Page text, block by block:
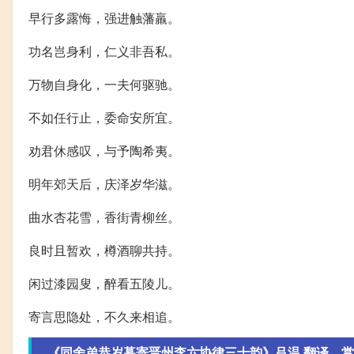
早行多露悔，强进触藩羸。
功名岂身利，仁义非吾私。
万物自身化，一夫何驱驰。
不如任行止，委命安所宜。
劝君休感叹，与予陶希夷。
明年郊天后，庆泽岁华滋。
曲水杏花雪，香街青柳丝。
良时且暂欢，樽酒聊共持。
闲过漆园叟，醉看五陵儿。
寄言思隐处，不久来相追。